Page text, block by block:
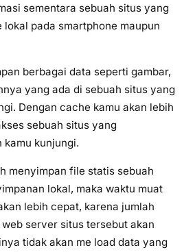
sementara sebuah situs yang
pada smartphone maupun
berbagai data seperti gambar,
yang ada di sebuah situs yang
Dengan cache kamu akan lebih
sebuah situs yang
kamu kunjungi.
menyimpan file statis sebuah
lokal, maka waktu muat
lebih cepat, karena jumlah
server situs tersebut akan
tidak akan me load data yang